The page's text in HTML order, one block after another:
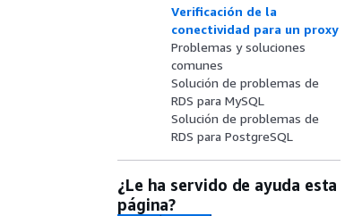
Verificación de la
conectividad para un proxy
Problemas y soluciones
comunes
Solución de problemas de
RDS para MySQL
Solución de problemas de
RDS para PostgreSQL
¿Le ha servido de ayuda esta
página?